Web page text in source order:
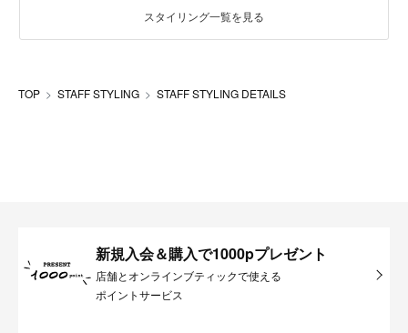
スタイリング一覧を見る
TOP STAFF STYLING STAFF STYLING DETAILS
新規入会＆購入で1000pプレゼント
店舗とオンラインブティックで使える
ポイントサービス